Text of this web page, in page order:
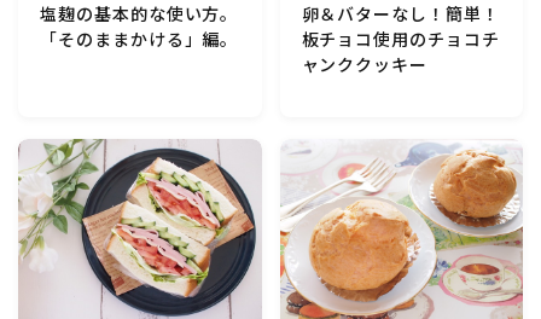
乾物・海藻・麩料理
漬物・ピクルス・保存食・発酵食品
圧力鍋使用の料理
塩麹の基本的な使い方。
「そのままかける」編。
卵＆バターなし！簡単！
板チョコ使用のチョコチ
ャンククッキー